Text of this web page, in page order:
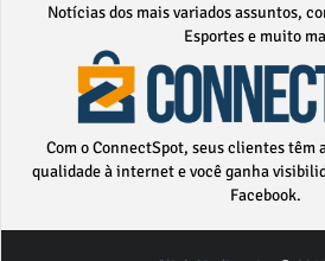
Notícias dos mais variados assuntos,
Esportes e muito
Com o ConnectSpot, seus clientes têm
qualidade à internet e você ganha
Facebook.